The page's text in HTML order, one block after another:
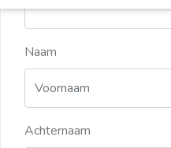
Naam
Achternaam